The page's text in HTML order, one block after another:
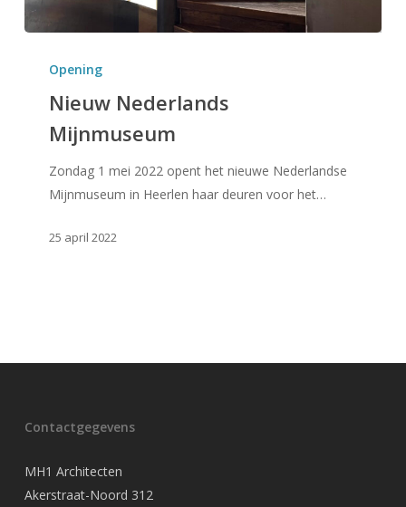
Nederlands
Opening
Nieuw Nederlands
Mijnmuseum
Zondag 1 mei 2022 opent het nieuwe Nederlandse
Mijnmuseum in Heerlen haar deuren voor het…
25 april 2022
Contactgegevens
MH1 Architecten
Akerstraat-Noord 312